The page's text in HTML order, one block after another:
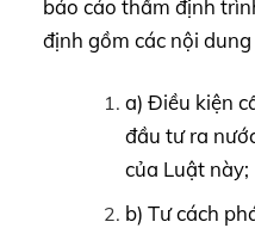
báo cáo thẩm định
định gồm các nội
a) Điều kiện
đầu tư ra
của Luật này;
b) Tư cách